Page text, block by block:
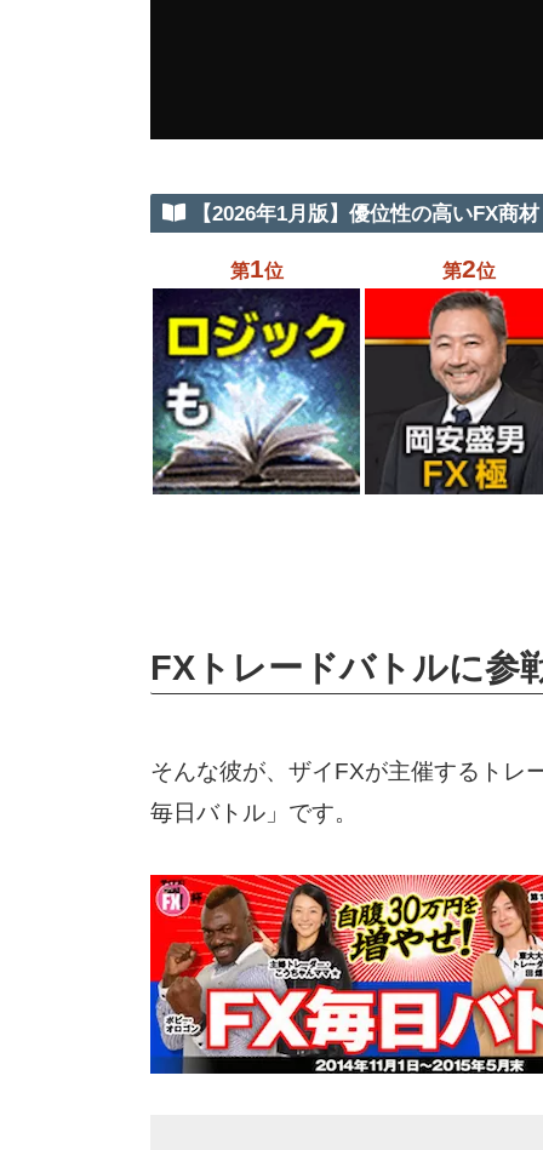
【2026年1月版】優位性の高いFX商
第1位 第2位
FXトレードバトルに参
そんな彼が、ザイFXが主催するトレ
毎日バトル」です。